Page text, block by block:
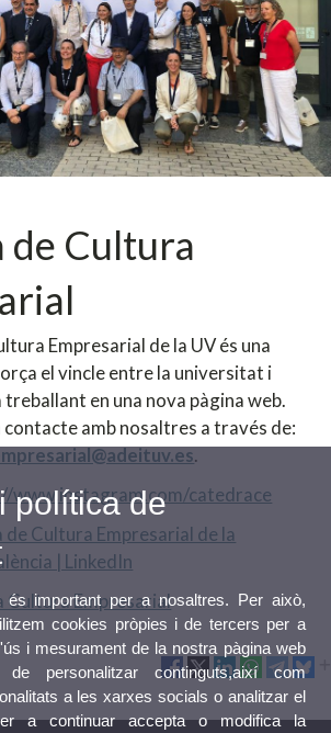
de Cultura
Empresarial de la UV és una
el vincle entre la universitat i
treballant en una nova pàgina web.
amb nosaltres a través de:
.
www.instagram.com/catedrace
Cultura Empresarial de la
| LinkedIn
Cultura Empresarial
política de
és important per a nosaltres. Per això,
cookies pròpies i de tercers per a
i mesurament de la nostra pàgina web
personalitzar continguts,així com
a les xarxes socials o analitzar el
a continuar accepta o modifica la